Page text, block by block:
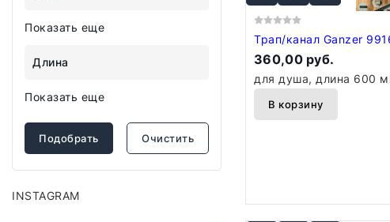
Показать еще
Длина
Показать еще
Подобрать Очистить
INSTAGRAM
Трап/канал Ganzer
360,00 руб.
для душа, длина 600
В корзину